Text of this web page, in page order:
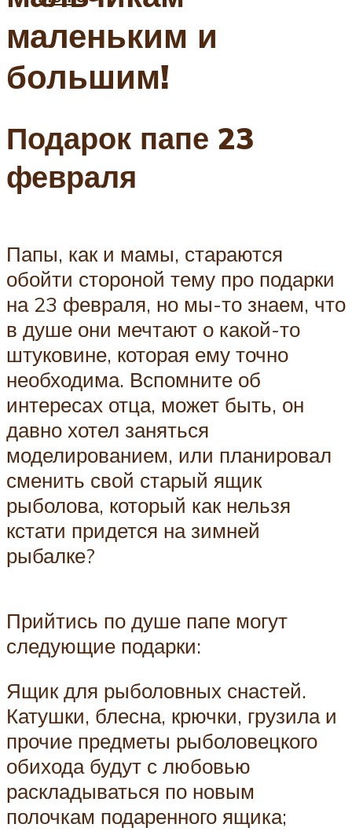
маленьким и
большим!
Подарок папе 23
февраля
Папы, как и мамы, стараются
обойти стороной тему про подарки
на 23 февраля, но мы-то знаем, что
в душе они мечтают о какой-то
штуковине, которая ему точно
необходима. Вспомните об
интересах отца, может быть, он
давно хотел заняться
моделированием, или планировал
сменить свой старый ящик
рыболова, который как нельзя
кстати придется на зимней
рыбалке?
Прийтись по душе папе могут
следующие подарки:
Ящик для рыболовных снастей.
Катушки, блесна, крючки, грузила и
прочие предметы рыболовецкого
обихода будут с любовью
раскладываться по новым
полочкам подаренного ящика;